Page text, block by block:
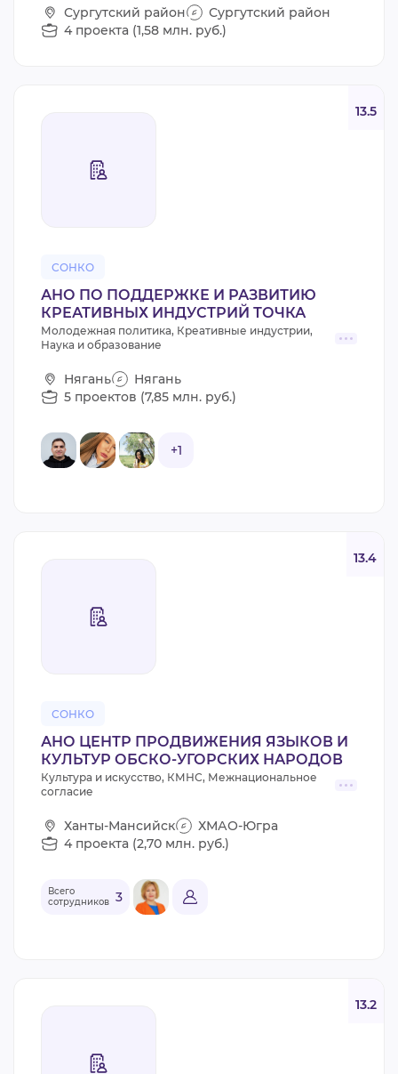
Сургутский район
Сургутский район
4 проекта (1,58 млн. руб.)
СОНКО
13.5
АНО ПО ПОДДЕРЖКЕ И РАЗВИТИЮ
КРЕАТИВНЫХ ИНДУСТРИЙ ТОЧКА
Молодежная политика, Креативные индустрии,
Наука и образование
Нягань
Нягань
5 проектов (7,85 млн. руб.)
+1
СОНКО
13.4
АНО ЦЕНТР ПРОДВИЖЕНИЯ ЯЗЫКОВ И
КУЛЬТУР ОБСКО-УГОРСКИХ НАРОДОВ
Культура и искусство, КМНС, Межнациональное
согласие
Ханты-Мансийск
ХМАО-Югра
4 проекта (2,70 млн. руб.)
Всего
сотрудников 3
13.2